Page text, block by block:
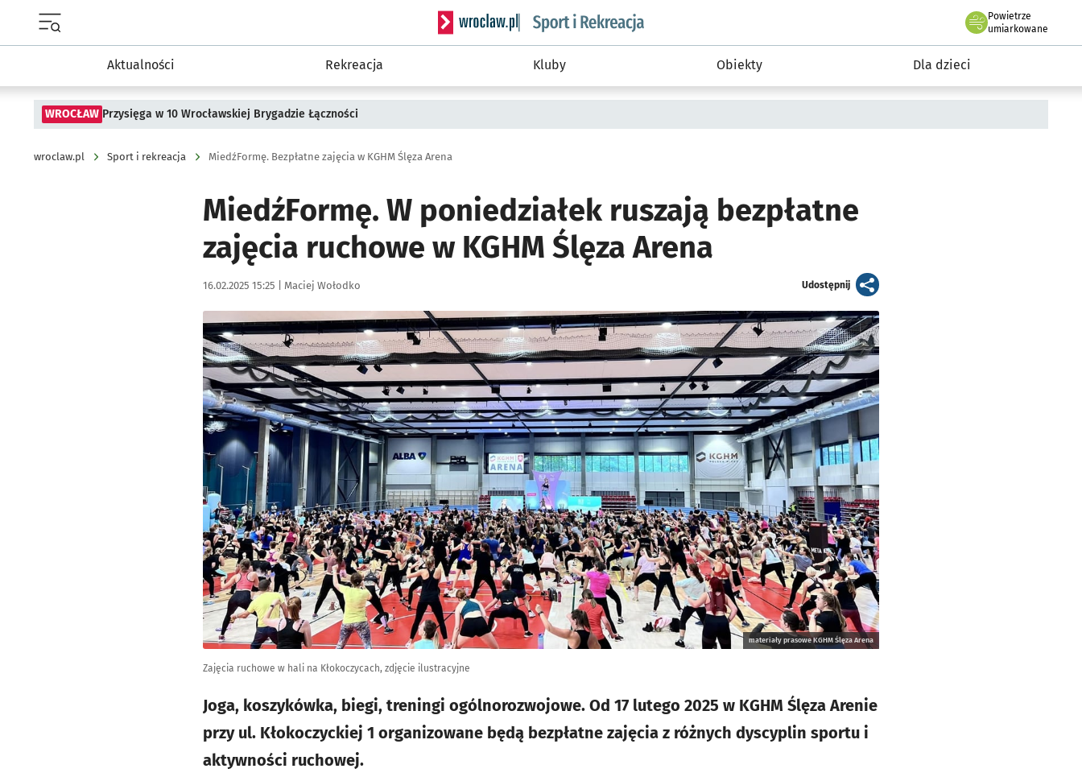
Serwis informacyjny wroclaw.pl podserwis: Sport i rekreacja
Powietrze
we Wrocławiu
umiarkowane
Aktualności Rekreacja Kluby Obiekty Dla dzieci
WROCŁAW Przysięga w 10 Wrocławskiej Brygadzie Łączności
wroclaw.pl Sport i rekreacja MiedźFormę. Bezpłatne zajęcia w KGHM Ślęza Arena
MiedźFormę. W poniedziałek ruszają bezpłatne
zajęcia ruchowe w KGHM Ślęza Arena
Data publikacji:
16.02.2025 15:25 | Autor:
Maciej Wołodko Udostępnijartykuł
Kliknij, aby powiększyć
materiały prasowe KGHM Ślęza Arena
Zajęcia ruchowe w hali na Kłokoczycach, zdjęcie ilustracyjne
Joga, koszykówka, biegi, treningi ogólnorozwojowe. Od 17 lutego 2025 w KGHM Ślęza Arenie
przy ul. Kłokoczyckiej 1 organizowane będą bezpłatne zajęcia z różnych dyscyplin sportu i
aktywności ruchowej.